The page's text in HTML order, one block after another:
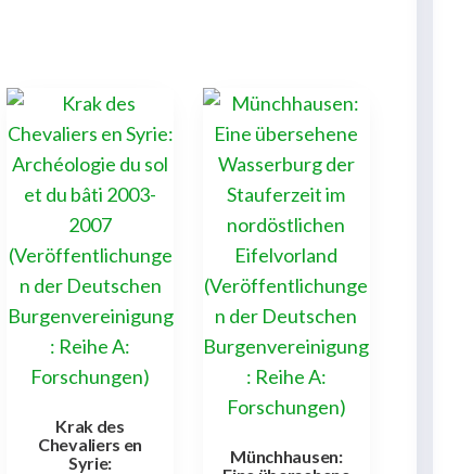
Krak des
Chevaliers en
Syrie:
Münchhausen: